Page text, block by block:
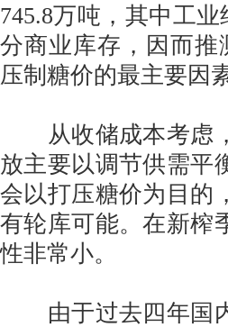
745.8万吨，其中工
分商业库存，因而推
压制糖价的最主要因素
从收储成本考虑，
放主要以调节供需平
会以打压糖价为目的
有轮库可能。在新榨
性非常小。
由于过去四年国内